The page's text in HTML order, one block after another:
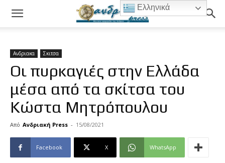
Ανδριακα Σκιτσα
Οι πυρκαγιές στην Ελλάδα
μέσα από τα σκίτσα του
Κώστα Μητρόπουλου
Από Ανδριακή Press - 15/08/2021
Facebook X WhatsApp
Ελληνικά